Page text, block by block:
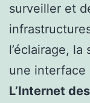
surveiller et
l’éclairage,
une interface
L’Internet